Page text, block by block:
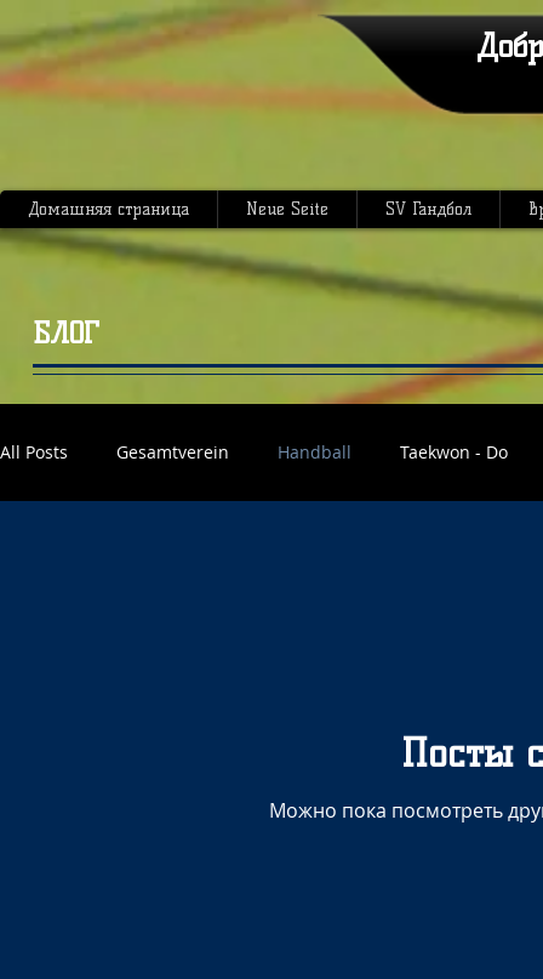
Домашняя страница Neue Seite SV Гандбол
БЛОГ
All Posts Gesamtverein Handball Taekwon - Do
Посты
Можно пока посмотреть